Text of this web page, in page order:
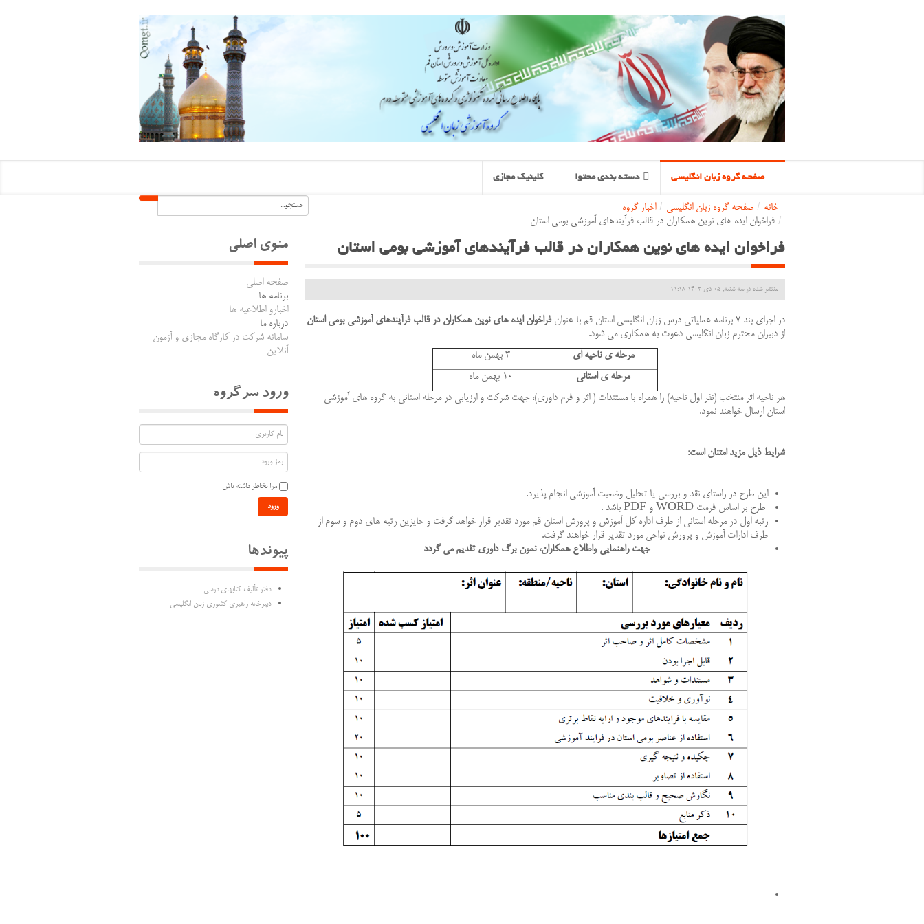
صفحه گروه زبان انگلیسی دسته بندی محتوا کلینیک مجازی
خانه / صفحه گروه زبان انگلیسی / اخبار گروه
/ فراخوان ايده هاي نوين همکاران در قالب فرآيندهاي آموزشي بومي استان
فراخوان ايده هاي نوين همکاران در قالب فرآيندهاي آموزشي بومي استان
منتشر شده در سه شنبه, 05 دی 1402 11:18
در اجرای بند 7 برنامه عملیاتی درس زبان انگلیسی استان قم با عنوان
فراخوان ايده هاي نوين همکاران در قالب فرآيندهاي آموزشي بومي استان
از دبیران محترم زبان انگلیسی دعوت به همکاری می شود.
مرحله ی ناحیه ای
3 بهمن ماه
مرحله ی استانی
10 بهمن ماه
هر ناحیه اثر منتخب (نفر اول ناحیه( را همراه با مستندات )اثر و فرم داوری(، جهت شرکت و ارزیابی در مرحله استانی به گروه های آموزشی
استان ارسال خواهند نمود.
شرایط ذیل مزید امتنان است:
این طرح در راستای نقد و بررسی یا تحلیل وضعیت آموزشی انجام پذیرد.
طرح بر اساس فرمت WORD و PDF باشد .
رتبه اول در مرحله استانی از طرف اداره كل آموزش و پرورش استان قم مورد تقدير قرار خواهد گرفت و حایزین رتبه های دوم و سوم از
طرف ادارات آموزش و پرورش نواحی مورد تقدیر قرار خواهند گرفت.
جهت راهنمایی واطلاع همکاران، نمون برگ داوری تقدیم می گردد
منوی اصلی
صفحه اصلی
برنامه ها
اخبارو اطلاعیه ها
درباره ما
سامانه شرکت در کارگاه مجازی و آزمون
آنلاین
ورود سرگروه
مرا بخاطر داشته باش
ورود
پیوندها
دفتر تألیف كتابهاي درسي
دبیرخانه راهبری کشوری زبان انگلیسی